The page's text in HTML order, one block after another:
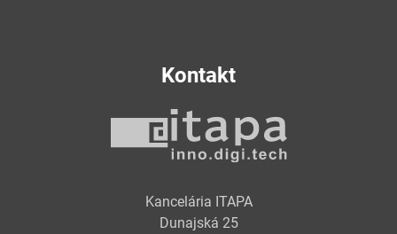
Kontakt
Kancelária ITAPA
Dunajská 25